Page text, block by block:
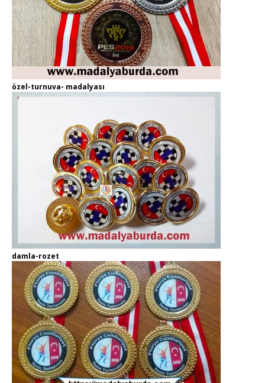
özel-turnuva- madalyası
damla-rozet